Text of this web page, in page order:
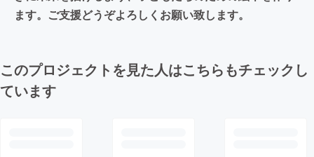
ます。ご支援どうぞよろしくお願い致します。
このプロジェクトを見た人はこちらもチェックし
ています